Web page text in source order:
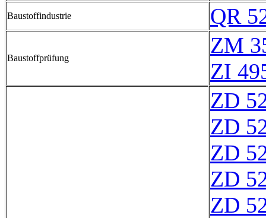
Baustoffindustrie QR
Baustoffprüfung
ZM
ZI
ZD
ZD
ZD
ZD
ZD